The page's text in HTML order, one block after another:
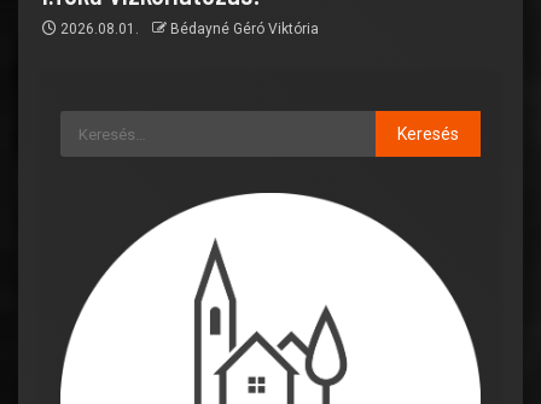
2026.08.01. Bédayné Géró Viktória